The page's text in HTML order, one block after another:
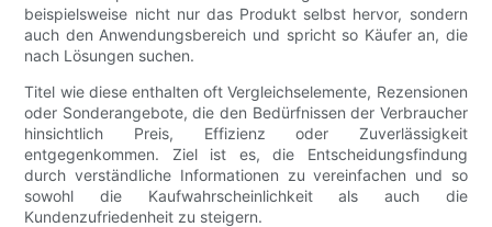
beispielsweise nicht nur das Produkt selbst hervor, sondern
auch den Anwendungsbereich und spricht so Käufer an, die
nach Lösungen suchen.
Titel wie diese enthalten oft Vergleichselemente, Rezensionen
oder Sonderangebote, die den Bedürfnissen der Verbraucher
hinsichtlich Preis, Effizienz oder Zuverlässigkeit
entgegenkommen. Ziel ist es, die Entscheidungsfindung
durch verständliche Informationen zu vereinfachen und so
sowohl die Kaufwahrscheinlichkeit als auch die
Kundenzufriedenheit zu steigern.